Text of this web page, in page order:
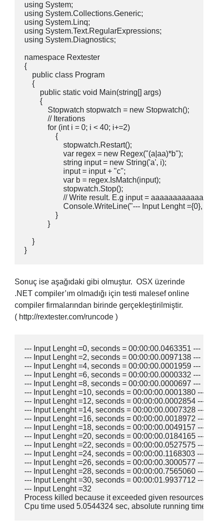
using System;
using System.Collections.Generic;
using System.Linq;
using System.Text.RegularExpressions;
using System.Diagnostics;
namespace Rextester
{
    public class Program
    {
        public static void Main(string[] args)
        {
            Stopwatch stopwatch = new Stopwatch();
            // Iterations
            for (int i = 0; i < 40; i+=2)
                {
                    stopwatch.Restart();
                    var regex = new Regex("(a|aa)*b");
                    string input = new String('a', i);
                    input = input + "c";
                    var b = regex.IsMatch(input);
                    stopwatch.Stop();
// Write result. E.g input =
Console.WriteLine("--- Input Lenght ={0},
                }
            }
    }
}
Sonuç ise aşağıdaki gibi olmuştur. OSX üzerinde
.NET compiler’ım olmadığı için testi malesef online
compiler firmalarından birinde gerçekleştirilmiştir.
( http://rextester.com/runcode )
--- Input Lenght =0, seconds = 00:00:00.0463351 ---
--- Input Lenght =2, seconds = 00:00:00.0097138 ---
--- Input Lenght =4, seconds = 00:00:00.0001959 ---
--- Input Lenght =6, seconds = 00:00:00.0000332 ---
--- Input Lenght =8, seconds = 00:00:00.0000697 ---
--- Input Lenght =10, seconds = 00:00:00.0001380 ---
--- Input Lenght =12, seconds = 00:00:00.0002854 ---
--- Input Lenght =14, seconds = 00:00:00.0007328 ---
--- Input Lenght =16, seconds = 00:00:00.0018972 ---
--- Input Lenght =18, seconds = 00:00:00.0049157 ---
--- Input Lenght =20, seconds = 00:00:00.0184165 ---
--- Input Lenght =22, seconds = 00:00:00.0527575 ---
--- Input Lenght =24, seconds = 00:00:00.1168303 ---
--- Input Lenght =26, seconds = 00:00:00.3000577 ---
--- Input Lenght =28, seconds = 00:00:00.7565060 ---
--- Input Lenght =30, seconds = 00:00:01.9937712 ---
--- Input Lenght =32
Process killed because it exceeded given resources.
Cpu time used 5.0544324 sec, absolute running time 5